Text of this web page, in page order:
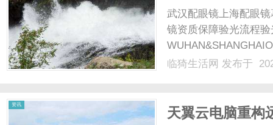
武汉配眼镜上海配眼
镜资质保障验光流程
配镜的写字楼眼镜店
临猗生活网 发布于
资讯
天翼云电脑重构